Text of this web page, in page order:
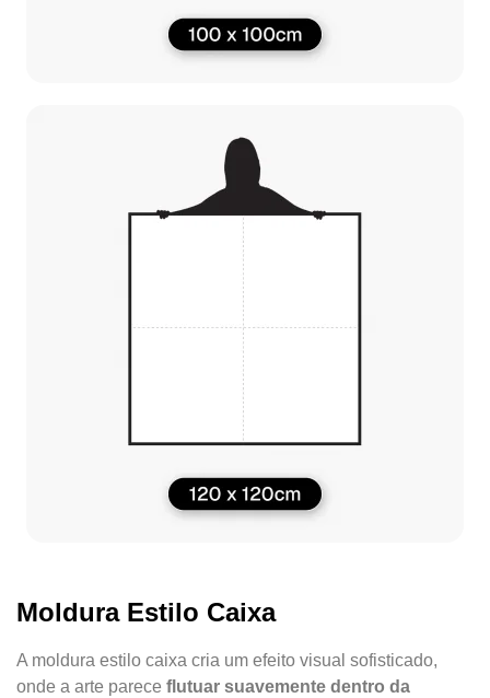
Moldura Estilo Caixa
A moldura estilo caixa cria um efeito visual sofisticado,
onde a arte parece flutuar suavemente dentro da